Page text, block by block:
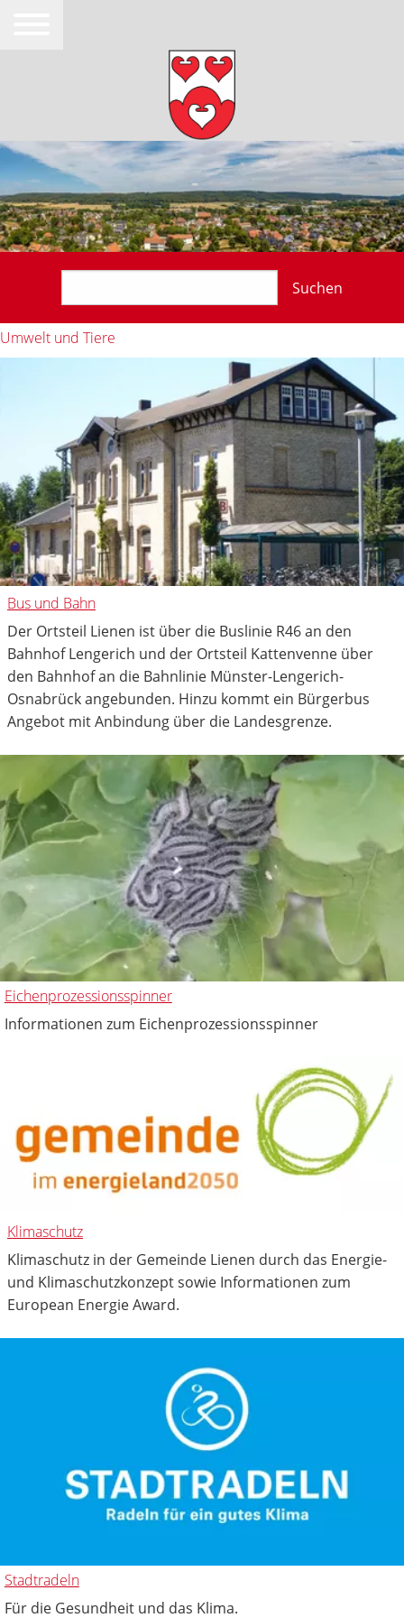
Suchen
Umwelt und Tiere
Bus und Bahn
Der Ortsteil Lienen ist über die Buslinie R46 an den
Bahnhof Lengerich und der Ortsteil Kattenvenne über
den Bahnhof an die Bahnlinie Münster-Lengerich-
Osnabrück angebunden. Hinzu kommt ein Bürgerbus
Angebot mit Anbindung über die Landesgrenze.
Eichenprozessionsspinner
Informationen zum Eichenprozessionsspinner
Klimaschutz
Klimaschutz in der Gemeinde Lienen durch das Energie-
und Klimaschutzkonzept sowie Informationen zum
European Energie Award.
Stadtradeln
Für die Gesundheit und das Klima.